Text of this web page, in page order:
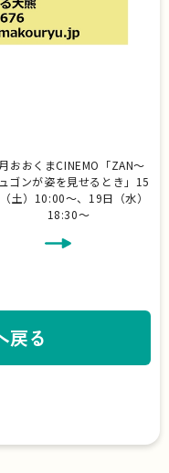
おおくまCINEMO「ZAN～
ゴンが姿を見せるとき」15
土）10:00～、19日（水）
18:30～
戻る